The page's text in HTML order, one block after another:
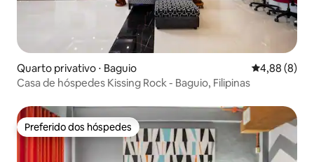
Quarto privativo ⋅ Baguio 4,88 de uma
4,88 (8)
Casa de hóspedes Kissing Rock - Baguio, Filipinas
Preferido dos hóspedes
Preferido dos hóspedes